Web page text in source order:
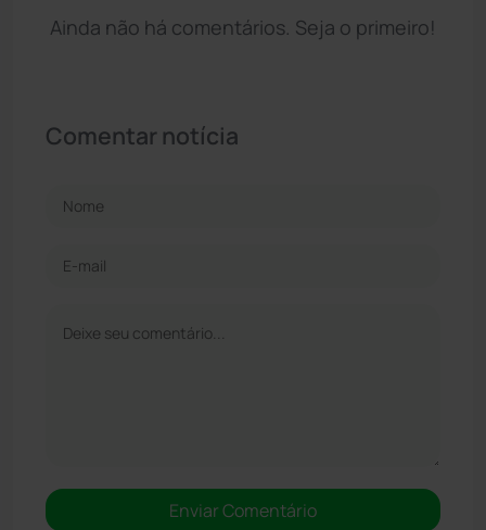
Ainda não há comentários. Seja o primeiro!
Comentar notícia